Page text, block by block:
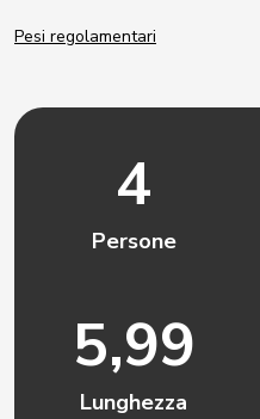
Pesi regolamentari
4
Persone
5,99
Lunghezza